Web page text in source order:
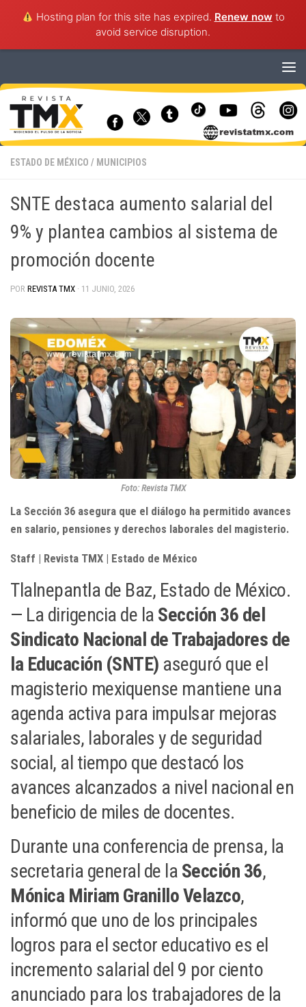
Hosting plan for this site has expired. Renew now to
avoid service disruption.
ESTADO DE MÉXICO / MUNICIPIOS
SNTE destaca aumento salarial del
9% y plantea cambios al sistema de
promoción docente
POR REVISTA TMX · 11 JUNIO, 2026
Foto: Revista TMX
La Sección 36 asegura que el diálogo ha permitido avances
en salario, pensiones y derechos laborales del magisterio.
Staff | Revista TMX | Estado de México
Tlalnepantla de Baz, Estado de México.
— La dirigencia de la Sección 36 del
Sindicato Nacional de Trabajadores de
la Educación (SNTE) aseguró que el
magisterio mexiquense mantiene una
agenda activa para impulsar mejoras
salariales, laborales y de seguridad
social, al tiempo que destacó los
avances alcanzados a nivel nacional en
beneficio de miles de docentes.
Durante una conferencia de prensa, la
secretaria general de la Sección 36,
Mónica Miriam Granillo Velazco,
informó que uno de los principales
logros para el sector educativo es el
incremento salarial del 9 por ciento
anunciado para los trabajadores de la